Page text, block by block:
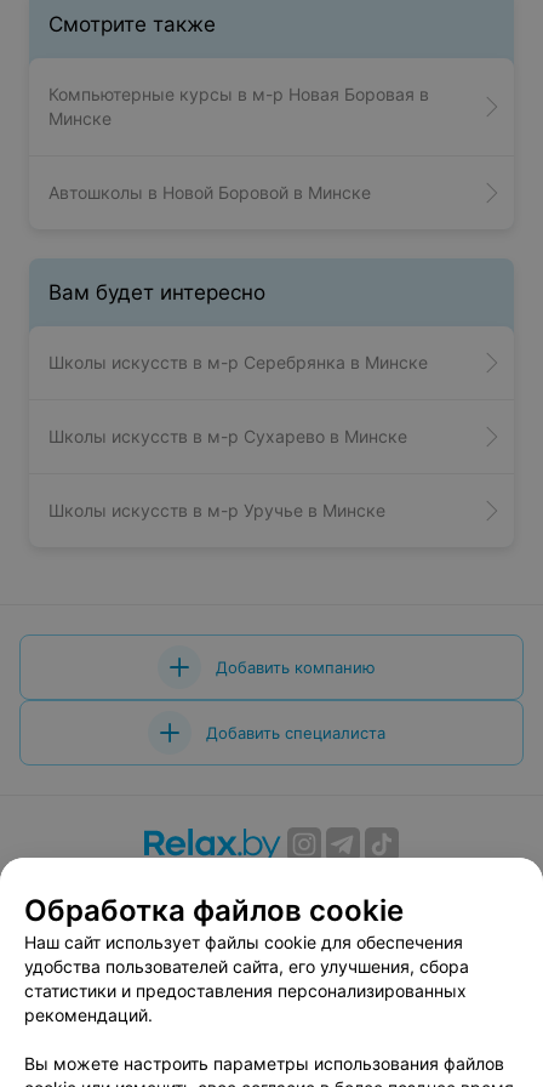
Смотрите также
Компьютерные курсы в м-р Новая Боровая в
Минске
Автошколы в Новой Боровой в Минске
Вам будет интересно
Школы искусств в м-р Серебрянка в Минске
Школы искусств в м-р Сухарево в Минске
Школы искусств в м-р Уручье в Минске
Добавить компанию
Добавить специалиста
Вакансии
Публичный договор
Способы оплаты
Публичный договор по использованию сервиса
«Афиша»
Пользовательское соглашение
Связаться по вопросам сотрудничества
Обработка файлов cookie
Наш сайт использует файлы cookie для обеспечения
удобства пользователей сайта, его улучшения, сбора
статистики и предоставления персонализированных
рекомендаций.
Вы можете настроить параметры использования файлов